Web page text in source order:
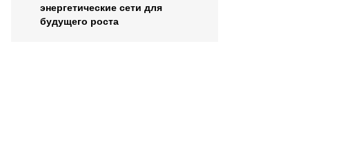
энергетические сети для
будущего роста